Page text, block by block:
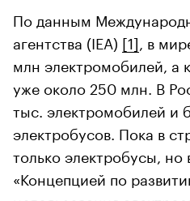
По данным
агентства (IEA) [1] , в
млн электромобилей, а
уже около 250 млн. В
тыс. электромобилей и
электробусов. Пока в
только электробусы, но
«Концепцией по